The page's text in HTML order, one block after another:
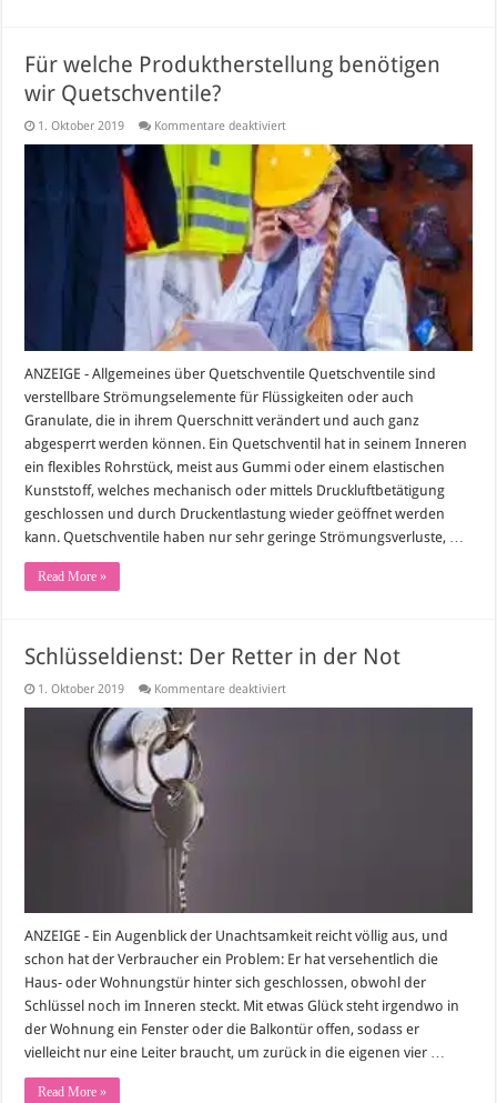
Für welche Produktherstellung benötigen
wir Quetschventile?
1. Oktober 2019 Kommentare deaktiviertfür
welche
Produktherstellung
benötigen
wir
Quetschventile?
ANZEIGE - Allgemeines über Quetschventile Quetschventile sind
verstellbare Strömungselemente für Flüssigkeiten oder auch
Granulate, die in ihrem Querschnitt verändert und auch ganz
abgesperrt werden können. Ein Quetschventil hat in seinem Inneren
ein flexibles Rohrstück, meist aus Gummi oder einem elastischen
Kunststoff, welches mechanisch oder mittels Druckluftbetätigung
geschlossen und durch Druckentlastung wieder geöffnet werden
kann. Quetschventile haben nur sehr geringe Strömungsverluste, …
Read More »
Schlüsseldienst: Der Retter in der Not
1. Oktober 2019 Kommentare deaktiviertfür
ANZEIGE - Ein Augenblick der Unachtsamkeit reicht völlig aus, und
schon hat der Verbraucher ein Problem: Er hat versehentlich die
Haus- oder Wohnungstür hinter sich geschlossen, obwohl der
Schlüssel noch im Inneren steckt. Mit etwas Glück steht irgendwo in
der Wohnung ein Fenster oder die Balkontür offen, sodass er
vielleicht nur eine Leiter braucht, um zurück in die eigenen vier …
Read More »